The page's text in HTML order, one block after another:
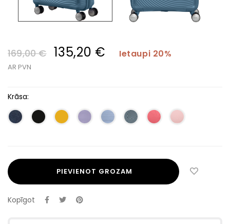
169,00 € 135,20 € Ietaupi 20%
AR PVN
Krāsa:
PIEVIENOT GROZAM
Kopīgot